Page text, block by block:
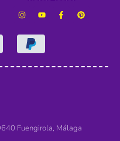
Fuengirola, Málaga